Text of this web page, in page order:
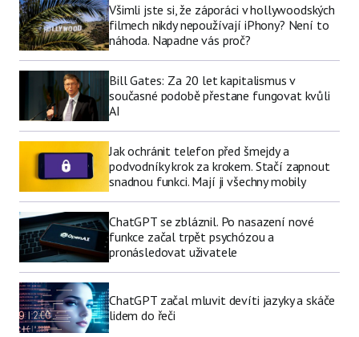
Všimli jste si, že záporáci v hollywoodských
filmech nikdy nepoužívají iPhony? Není to
náhoda. Napadne vás proč?
Bill Gates: Za 20 let kapitalismus v
současné podobě přestane fungovat kvůli
AI
Jak ochránit telefon před šmejdy a
podvodníky krok za krokem. Stačí zapnout
snadnou funkci. Mají ji všechny mobily
ChatGPT se zbláznil. Po nasazení nové
funkce začal trpět psychózou a
pronásledovat uživatele
ChatGPT začal mluvit devíti jazyky a skáče
lidem do řeči